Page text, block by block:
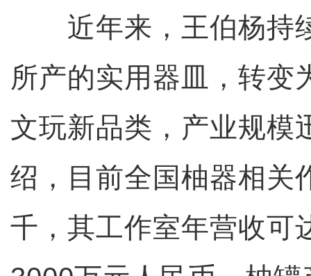
近年来，王伯杨持
所产的实用器皿，转变
文玩新品类，产业规模
绍，目前全国柚器相关
千，其工作室年营收可